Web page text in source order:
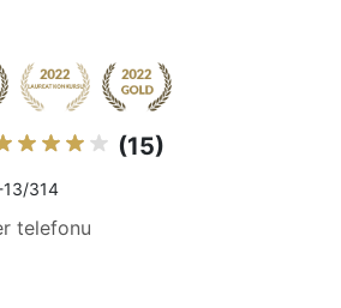
(15)
13/314
telefonu